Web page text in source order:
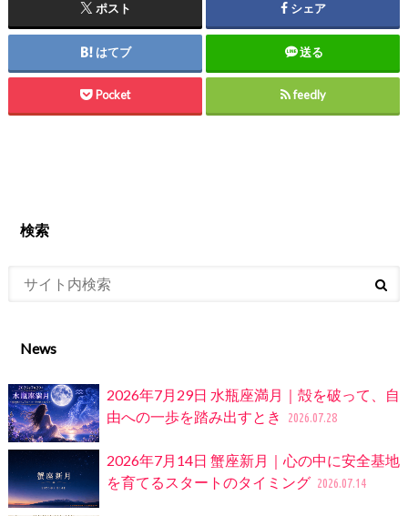
ポスト シェア
はてブ 送る
Pocket feedly
検索
News
2026年7月29日 水瓶座満月｜殻を破って、自
由への一歩を踏み出すとき
2026.07.28
2026年7月14日 蟹座新月｜心の中に安全基地
を育てるスタートのタイミング 2026.07.14